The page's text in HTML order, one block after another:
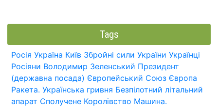
Tags
Росія Україна Київ Збройні сили України Українці
Росіяни Володимир Зеленський Президент
(державна посада) Європейський Союз Європа
Ракета. Українська гривня Безпілотний літальний
апарат Сполучене Королівство Машина.